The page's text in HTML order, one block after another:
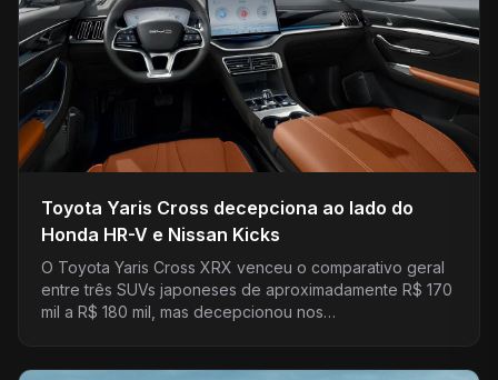
Toyota Yaris Cross decepciona ao lado do
Honda HR-V e Nissan Kicks
O Toyota Yaris Cross XRX venceu o comparativo geral
entre três SUVs japoneses de aproximadamente R$ 170
mil a R$ 180 mil, mas decepcionou nos…